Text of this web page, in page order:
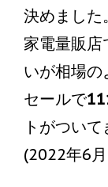
決めました。
家電量販
いが相場
セールで
トがついて
(2022年6